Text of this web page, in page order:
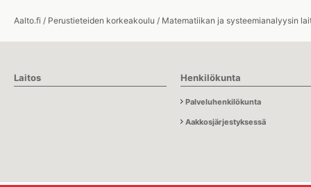
Aalto.fi / Perustieteiden korkeakoulu / Matematiikan ja systeemianalyysin
Laitos Henkilökunta
Palveluhenkilökunta
Aakkosjärjestyksessä